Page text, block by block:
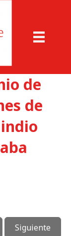
de
de
Siguiente